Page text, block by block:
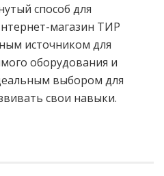
способ для
магазин ТИР
источником для
оборудования и
выбором для
свои навыки.